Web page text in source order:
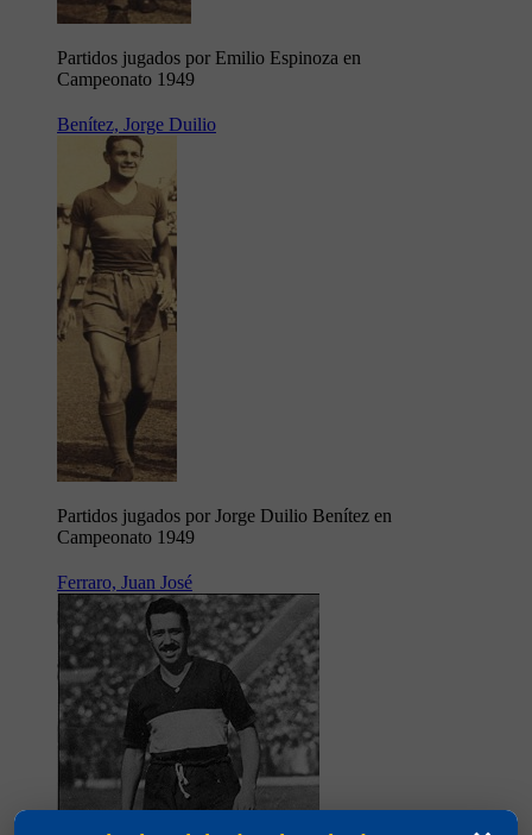
Partidos jugados por Emilio Espinoza en
Campeonato 1949
Benítez, Jorge Duilio
Partidos jugados por Jorge Duilio Benítez en
Campeonato 1949
Ferraro, Juan José